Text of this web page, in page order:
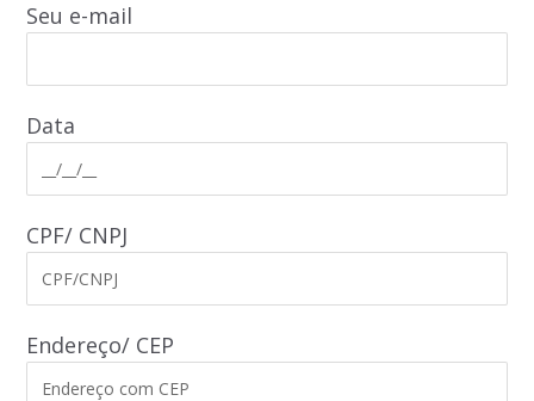
Seu e-mail
Data
CPF/ CNPJ
Endereço/ CEP